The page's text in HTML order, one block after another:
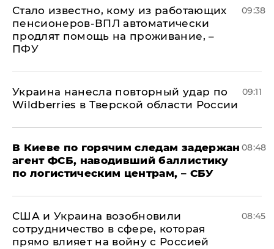
Стало известно, кому из работающих
пенсионеров-ВПЛ автоматически
продлят помощь на проживание, –
ПФУ
09:38
Украина нанесла повторный удар по
Wildberries в Тверской области России
09:11
В Киеве по горячим следам задержан
агент ФСБ, наводивший баллистику
по логистическим центрам, – СБУ
08:48
США и Украина возобновили
сотрудничество в сфере, которая
прямо влияет на войну с Россией
08:45